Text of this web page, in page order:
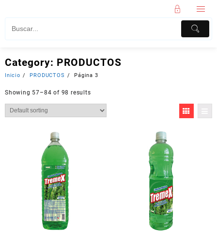
Category: PRODUCTOS
Inicio PRODUCTOS Página 3
Showing 57–84 of 98 results